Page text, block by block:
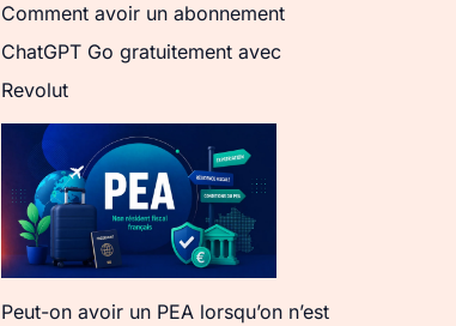
Comment avoir un abonnement
ChatGPT Go gratuitement avec
Revolut
Peut-on avoir un PEA lorsqu’on n’est